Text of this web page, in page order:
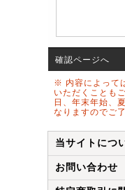
確認ページへ
※ 内容によって
いただくことも
日、年末年始、
なりますのでご
当サイトにつ
お問い合わせ